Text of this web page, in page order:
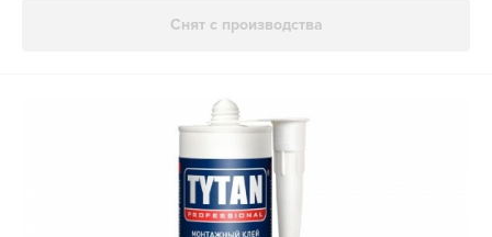
Снят с производства